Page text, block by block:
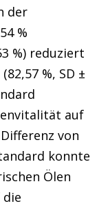
der
%
%) reduziert
%, SD ±
auf
von
konnte
Ölen